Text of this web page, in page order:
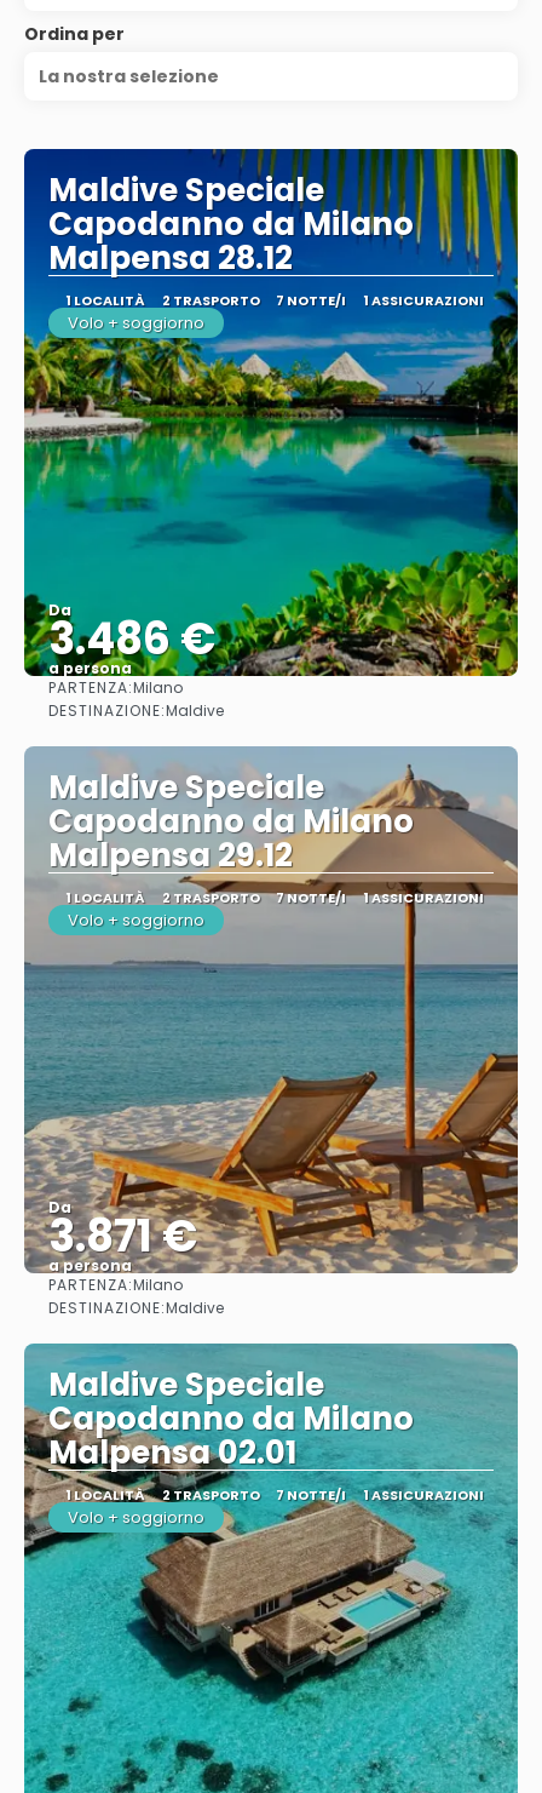
Ordina per
La nostra selezione
Maldive Speciale
Capodanno da Milano
Malpensa 28.12
1 LOCALITÀ 2 TRASPORTO 7 NOTTE/I 1 ASSICURAZIONI
Volo + soggiorno
Da
3.486 €
a persona
PARTENZA:Milano
DESTINAZIONE:Maldive
Maldive Speciale
Capodanno da Milano
Malpensa 29.12
1 LOCALITÀ 2 TRASPORTO 7 NOTTE/I 1 ASSICURAZIONI
Volo + soggiorno
Da
3.871 €
a persona
PARTENZA:Milano
DESTINAZIONE:Maldive
Maldive Speciale
Capodanno da Milano
Malpensa 02.01
1 LOCALITÀ 2 TRASPORTO 7 NOTTE/I 1 ASSICURAZIONI
Volo + soggiorno